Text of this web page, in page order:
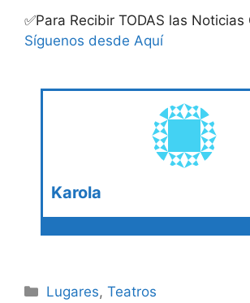
✅Para Recibir TODAS las Noticias
Síguenos desde Aquí
Karola
Categories
Lugares,Teatros